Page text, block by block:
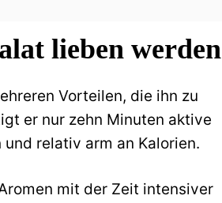
lieben werden
Vorteilen, die ihn zu
er nur zehn Minuten aktive
relativ arm an Kalorien.
mit der Zeit intensiver